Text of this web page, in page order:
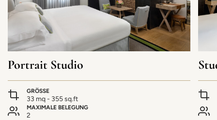
Portrait Studio
GRÖSSE
33 mq - 355 sq.ft
MAXIMALE BELEGUNG
2